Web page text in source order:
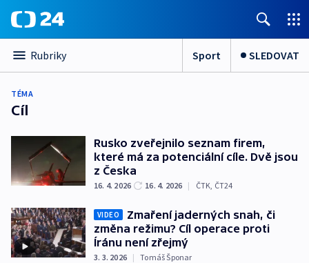
Rubriky Sport SLEDOVAT
TÉMA
Cíl
Rusko zveřejnilo seznam firem,
které má za potenciální cíle. Dvě jsou
z Česka
16. 4. 2026 16. 4. 2026 | ČTK, ČT24
VIDEO
Zmaření jaderných snah, či
změna režimu? Cíl operace proti
Íránu není zřejmý
3. 3. 2026 | Tomáš Šponar